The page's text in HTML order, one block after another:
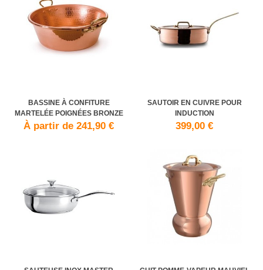
BASSINE À CONFITURE
MARTELÉE POIGNÉES BRONZE
À partir de 241,90 €
SAUTOIR EN CUIVRE POUR
INDUCTION
399,00 €